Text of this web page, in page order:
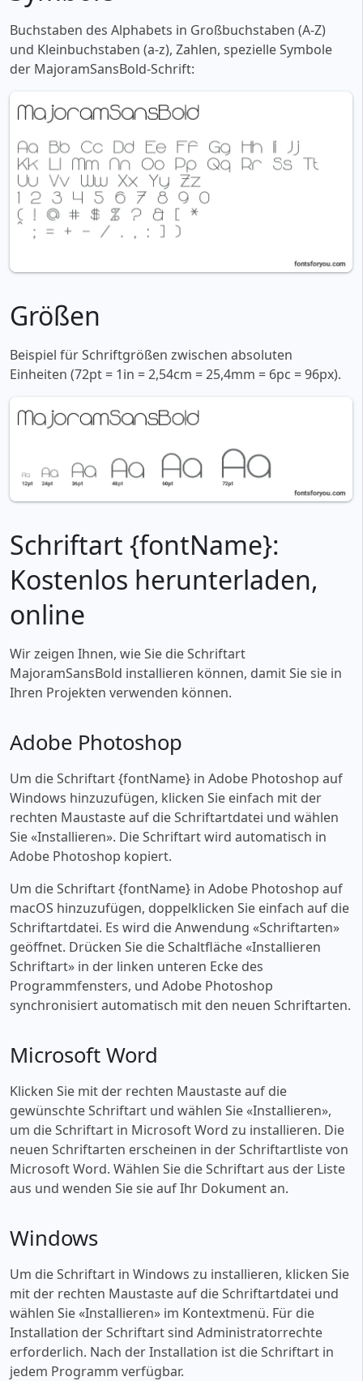
Buchstaben des Alphabets in Großbuchstaben (A-Z)
und Kleinbuchstaben (a-z), Zahlen, spezielle Symbole
der MajoramSansBold-Schrift:
Größen
Beispiel für Schriftgrößen zwischen absoluten
Einheiten (72pt = 1in = 2,54cm = 25,4mm = 6pc = 96px).
Schriftart {fontName}:
Kostenlos herunterladen,
online
Wir zeigen Ihnen, wie Sie die Schriftart
MajoramSansBold installieren können, damit Sie sie in
Ihren Projekten verwenden können.
Adobe Photoshop
Um die Schriftart {fontName} in Adobe Photoshop auf
Windows hinzuzufügen, klicken Sie einfach mit der
rechten Maustaste auf die Schriftartdatei und wählen
Sie «‎Installieren». Die Schriftart wird automatisch in
Adobe Photoshop kopiert.
Um die Schriftart {fontName} in Adobe Photoshop auf
macOS hinzuzufügen, doppelklicken Sie einfach auf die
Schriftartdatei. Es wird die Anwendung «‎Schriftarten»
geöffnet. Drücken Sie die Schaltfläche «‎Installieren
Schriftart» in der linken unteren Ecke des
Programmfensters, und Adobe Photoshop
synchronisiert automatisch mit den neuen Schriftarten.
Microsoft Word
Klicken Sie mit der rechten Maustaste auf die
gewünschte Schriftart und wählen Sie «‎Installieren»,
um die Schriftart in Microsoft Word zu installieren. Die
neuen Schriftarten erscheinen in der Schriftartliste von
Microsoft Word. Wählen Sie die Schriftart aus der Liste
aus und wenden Sie sie auf Ihr Dokument an.
Windows
Um die Schriftart in Windows zu installieren, klicken Sie
mit der rechten Maustaste auf die Schriftartdatei und
wählen Sie «‎Installieren» im Kontextmenü. Für die
Installation der Schriftart sind Administratorrechte
erforderlich. Nach der Installation ist die Schriftart in
jedem Programm verfügbar.